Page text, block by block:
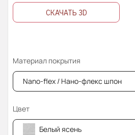
СКАЧАТЬ 3D
Материал покрытия
Nano-flex / Нано-флекс шпон
Цвет
Белый ясень